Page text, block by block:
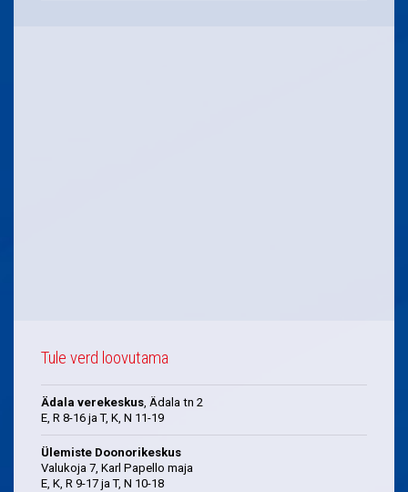
Tule verd loovutama
Ädala verekeskus, Ädala tn 2
E, R 8-16 ja T, K, N 11-19
Ülemiste Doonorikeskus
Valukoja 7, Karl Papello maja
E, K, R 9-17 ja T, N 10-18